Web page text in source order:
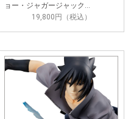
ョー・ジャガージャック…
19,800円（税込）